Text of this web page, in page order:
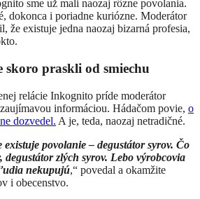
sme už mali naozaj rôzne povolania.
dokonca i poriadne kuriózne. Moderátor
že existuje jedna naozaj bizarná profesia,
praskli od smiechu
relácie Inkognito príde moderátor
informáciou. Hádačom povie, o
dozvedel. A je, teda, naozaj netradičné.
existuje povolanie – degustátor syrov. Čo
degustátor zlých syrov. Lebo výrobcovia
nekupujú,“ povedal a okamžite
i obecenstvo.